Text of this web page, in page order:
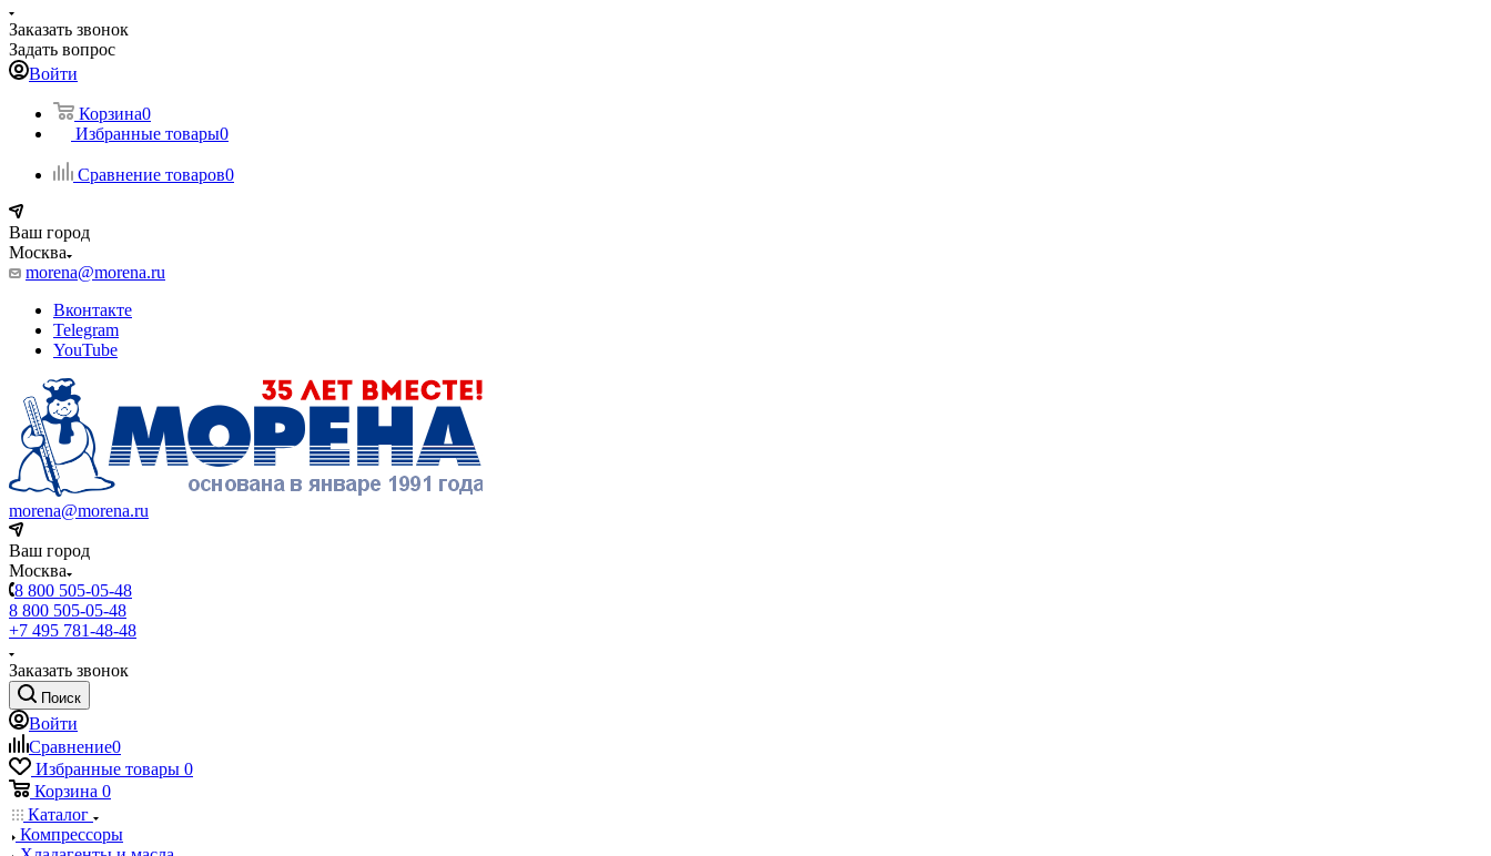
Заказать звонок
Задать вопрос
Войти
Корзина0
Избранные товары0
Сравнение товаров0
Ваш город
Москва
morena@morena.ru
Вконтакте
Telegram
YouTube
morena@morena.ru
Ваш город
Москва
8 800 505-05-48
8 800 505-05-48
+7 495 781-48-48
Заказать звонок
Поиск
Войти
Сравнение0
Избранные товары 0
Корзина 0
Каталог
Компрессоры